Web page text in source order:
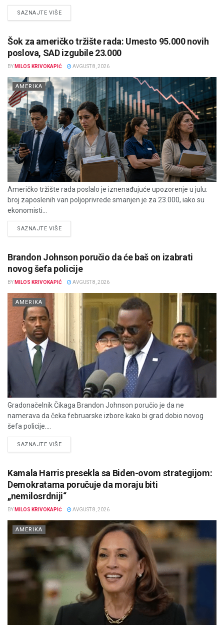
SAZNAJTE VIŠEDETAILS
Šok za američko tržište rada: Umesto 95.000 novih
poslova, SAD izgubile 23.000
BY MILOS KRIVOKAPIĆ AVGUST 8, 2026
AMERIKA
Američko tržište rada poslalo je iznenađujuće upozorenje u julu:
broj zaposlenih van poljoprivrede smanjen je za 23.000, iako su
ekonomisti...
SAZNAJTE VIŠEDETAILS
Brandon Johnson poručio da će baš on izabrati
novog šefa policije
BY MILOS KRIVOKAPIĆ AVGUST 8, 2026
AMERIKA
Gradonačelnik Čikaga Brandon Johnson poručio je da ne
namerava da čeka februarske izbore kako bi grad dobio novog
šefa policije....
SAZNAJTE VIŠEDETAILS
Kamala Harris presekla sa Biden-ovom strategijom:
Demokratama poručuje da moraju biti
„nemilosrdniji“
BY MILOS KRIVOKAPIĆ AVGUST 8, 2026
AMERIKA